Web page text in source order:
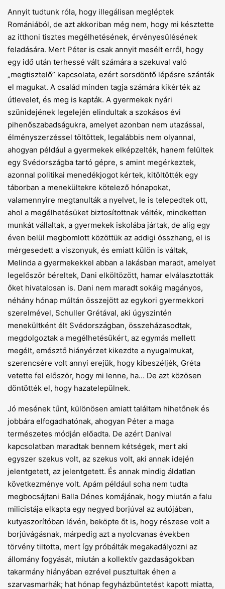
Annyit tudtunk róla, hogy illegálisan megléptek
Romániából, de azt akkoriban még nem, hogy mi késztette
az itthoni tisztes megélhetésének, érvényesülésének
feladására. Mert Péter is csak annyit mesélt erről, hogy
egy idő után terhessé vált számára a szekuval való
„megtisztelő” kapcsolata, ezért sorsdöntő lépésre szánták
el magukat. A család minden tagja számára kikérték az
útlevelet, és meg is kapták. A gyermekek nyári
szünidejének legelején elindultak a szokásos évi
pihenőszabadságukra, amelyet azonban nem utazással,
élményszerzéssel töltöttek, legalábbis nem olyannal,
ahogyan például a gyermekek elképzelték, hanem felültek
egy Svédországba tartó gépre, s amint megérkeztek,
azonnal politikai menedékjogot kértek, kitöltötték egy
táborban a menekültekre kötelező hónapokat,
valamennyire megtanulták a nyelvet, le is telepedtek ott,
ahol a megélhetésüket biztosítottnak vélték, mindketten
munkát vállaltak, a gyermekek iskolába jártak, de alig egy
éven belül megbomlott közöttük az addigi összhang, el is
mérgesedett a viszonyuk, és emiatt külön is váltak,
Melinda a gyermekekkel abban a lakásban maradt, amelyet
legelőször béreltek, Dani elköltözött, hamar elválasztották
őket hivatalosan is. Dani nem maradt sokáig magányos,
néhány hónap múltán összejött az egykori gyermekkori
szerelmével, Schuller Grétával, aki úgyszintén
menekültként élt Svédországban, összeházasodtak,
megdolgoztak a megélhetésükért, az egymás mellett
megélt, emésztő hiányérzet kikezdte a nyugalmukat,
szerencsére volt annyi erejük, hogy kibeszéljék, Gréta
vetette fel először, hogy mi lenne, ha… De azt közösen
döntötték el, hogy hazatelepülnek.
Jó mesének tűnt, különösen amiatt találtam hihetőnek és
jobbára elfogadhatónak, ahogyan Péter a maga
természetes módján előadta. De azért Danival
kapcsolatban maradtak bennem kétségek, mert aki
egyszer szekus volt, az szekus volt, aki annak idején
jelentgetett, az jelentgetett. És annak mindig áldatlan
következménye volt. Apám például soha nem tudta
megbocsájtani Balla Dénes komájának, hogy miután a falu
milicistája elkapta egy negyed borjúval az autójában,
kutyaszorítóban lévén, beköpte őt is, hogy részese volt a
borjúvágásnak, márpedig azt a nyolcvanas években
törvény tiltotta, mert így próbálták megakadályozni az
állomány fogyását, miután a kollektív gazdaságokban
takarmány hiányában ezrével pusztultak éhen a
szarvasmarhák; hat hónap fegyházbüntetést kapott miatta,